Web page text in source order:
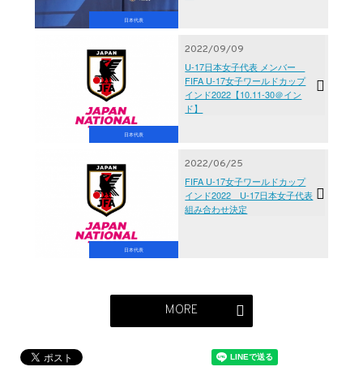
日本代表
日本代表
2022/09/09
U-17日本女子代表 メンバー
FIFA U-17女子ワールドカップ
インド2022【10.11-30＠イン
ド】
日本代表
2022/06/25
FIFA U-17女子ワールドカップ
インド2022 U-17日本女子代表
組み合わせ決定
MORE